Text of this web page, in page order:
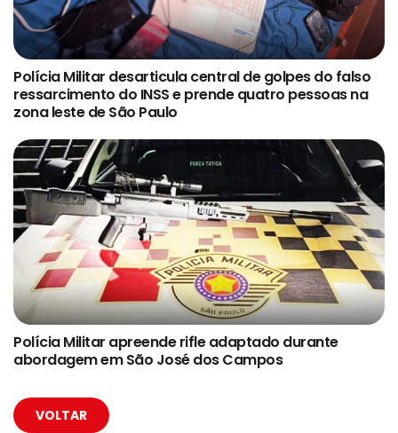
Polícia Militar desarticula central de golpes do falso
ressarcimento do INSS e prende quatro pessoas na
zona leste de São Paulo
Polícia Militar apreende rifle adaptado durante
abordagem em São José dos Campos
VOLTAR